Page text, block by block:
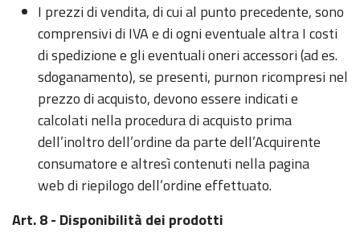
I prezzi di vendita, di cui al punto precedente, sono
comprensivi di IVA e di ogni eventuale altra I costi
di spedizione e gli eventuali oneri accessori (ad es.
sdoganamento), se presenti, purnon ricompresi nel
prezzo di acquisto, devono essere indicati e
calcolati nella procedura di acquisto prima
dell’inoltro dell’ordine da parte dell’Acquirente
consumatore e altresì contenuti nella pagina
web di riepilogo dell’ordine effettuato.
Art. 8 - Disponibilità dei prodotti